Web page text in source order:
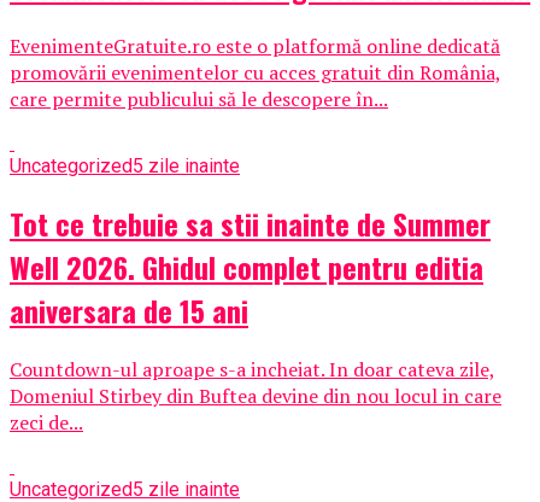
EvenimenteGratuite.ro este o platformă online dedicată
promovării evenimentelor cu acces gratuit din România,
care permite publicului să le descopere în...
Uncategorized5 zile inainte
Tot ce trebuie sa stii inainte de Summer
Well 2026. Ghidul complet pentru editia
aniversara de 15 ani
Countdown-ul aproape s-a incheiat. In doar cateva zile,
Domeniul Stirbey din Buftea devine din nou locul in care
zeci de...
Uncategorized5 zile inainte